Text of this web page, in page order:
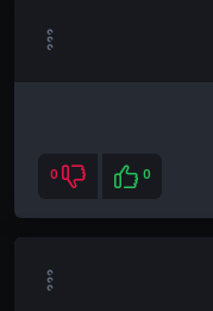
0
0